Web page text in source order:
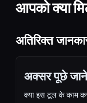
आपको क्या
अतिरिक्त
अक्सर पूछे
क्या इस टूल के काम